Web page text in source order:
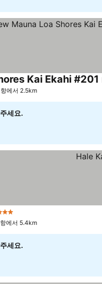
Kai Ekahi
에서 2.5km
세요.
성급
에서 5.4km
세요.